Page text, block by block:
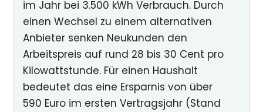
im Jahr bei 3.500 kWh Verbrauch. Durch
einen Wechsel zu einem alternativen
Anbieter senken Neukunden den
Arbeitspreis auf rund 28 bis 30 Cent pro
Kilowattstunde. Für einen Haushalt
bedeutet das eine Ersparnis von über
590 Euro im ersten Vertragsjahr (Stand